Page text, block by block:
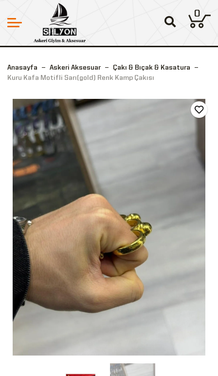
0
Anasayfa Askeri Aksesuar
Çakı & Bıçak & Kasatura
Kuru Kafa Motifli Sarı(gold) Renk Kamp Çakısı